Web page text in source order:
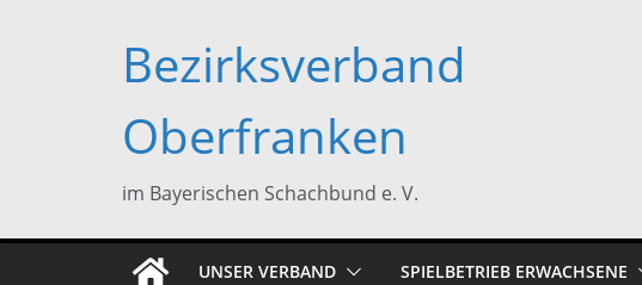
Bezirksverband
Oberfranken
im Bayerischen Schachbund e. V.
UNSER VERBAND SPIELBETRIEB ERWACHSENE